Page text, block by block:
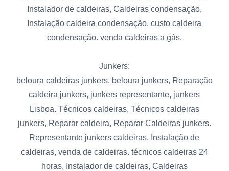
Instalador de caldeiras, Caldeiras condensação,
Instalação caldeira condensação. custo caldeira
condensação. venda caldeiras a gás.
Junkers:
beloura caldeiras junkers. beloura junkers, Reparação
caldeira junkers, junkers representante, junkers
Lisboa. Técnicos caldeiras, Técnicos caldeiras
junkers, Reparar caldeira, Reparar Caldeiras junkers.
Representante junkers caldeiras, Instalação de
caldeiras, venda de caldeiras. técnicos caldeiras 24
horas, Instalador de caldeiras, Caldeiras